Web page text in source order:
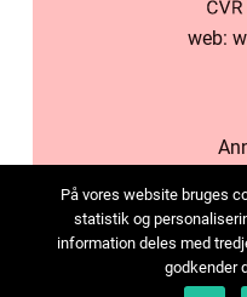
web:
På vores website bruges
statistik og
information deles med
godkender